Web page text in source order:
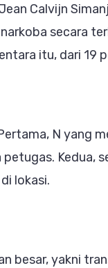
Calvijn
secara
itu, dari 19
N yang
Kedua,
lokasi.
besar, yakni